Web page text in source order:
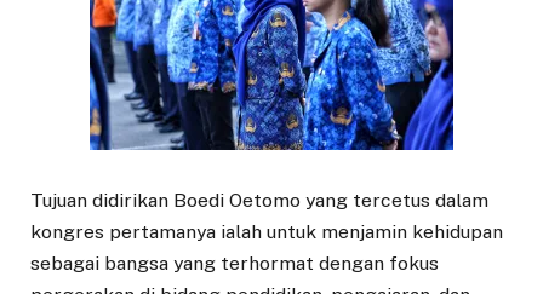
Tujuan didirikan Boedi Oetomo yang tercetus dalam
kongres pertamanya ialah untuk menjamin kehidupan
sebagai bangsa yang terhormat dengan fokus